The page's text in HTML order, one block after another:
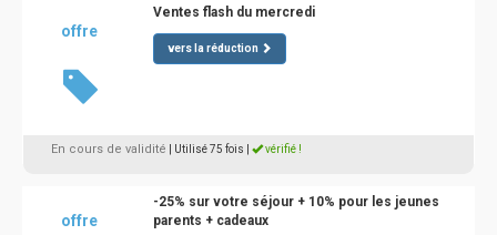
offre
Ventes flash du mercredi
vers la réduction
En cours de validité | Utilisé 75 fois vérifié !
offre
-25% sur votre séjour + 10% pour les jeunes
parents + cadeaux